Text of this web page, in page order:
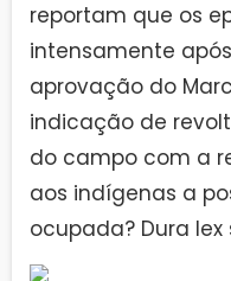
reportam que os
intensamente
aprovação do
indicação de
do campo com a
aos indígenas a
ocupada? Dura lex